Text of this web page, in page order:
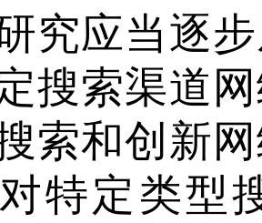
究应当逐
搜索渠道
索和创新
特定类型